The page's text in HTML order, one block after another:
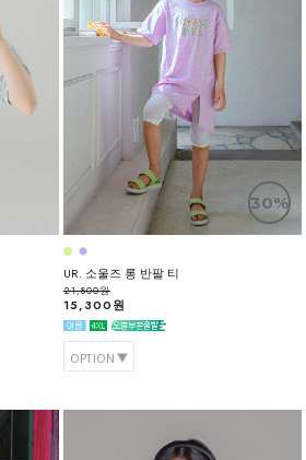
30%
UR. 소울즈 롱 반팔 티
21,800원
15,300원
OPTION